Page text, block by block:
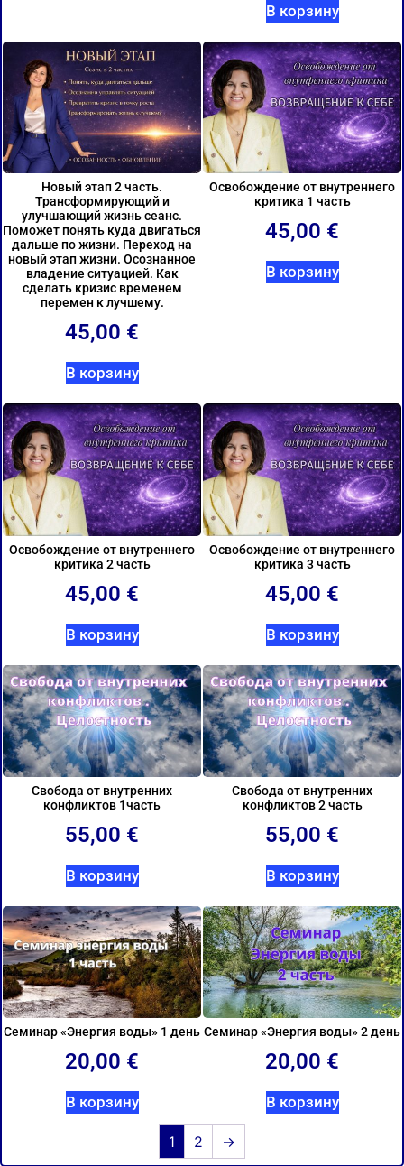
В корзину
Новый этап 2 часть.
Трансформирующий и
улучшающий жизнь сеанс.
Поможет понять куда двигаться
дальше по жизни. Переход на
новый этап жизни. Осознанное
владение ситуацией. Как
сделать кризис временем
перемен к лучшему.
45,00 €
В корзину
Освобождение от внутреннего
критика 1 часть
45,00 €
В корзину
Освобождение от внутреннего
критика 2 часть
45,00 €
В корзину
Освобождение от внутреннего
критика 3 часть
45,00 €
В корзину
Свобода от внутренних
конфликтов 1часть
55,00 €
В корзину
Свобода от внутренних
конфликтов 2 часть
55,00 €
В корзину
Семинар «Энергия воды» 1 день
20,00 €
В корзину
Семинар «Энергия воды» 2 день
20,00 €
В корзину
1 2 →